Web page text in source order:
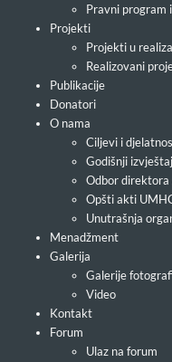
Pravni program
Projekti
Projekti u
Realizovani
Publikacije
Donatori
O nama
Ciljevi i
Godišnji
Odbor direktora
Opšti akti
Unutrašnja
Menadžment
Galerija
Galerije
Video
Kontakt
Forum
Ulaz na forum